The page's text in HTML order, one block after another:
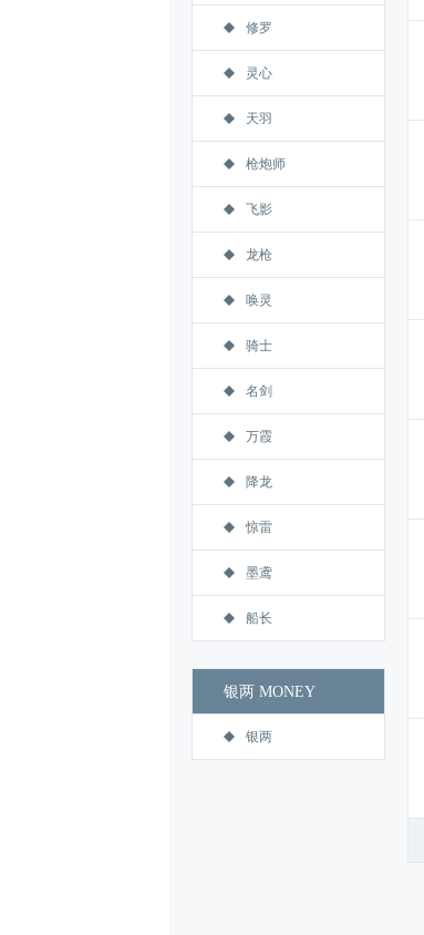
修罗
灵心
天羽
枪炮师
飞影
龙枪
唤灵
骑士
名剑
万霞
降龙
惊雷
墨鸢
船长
银两 MONEY
银两